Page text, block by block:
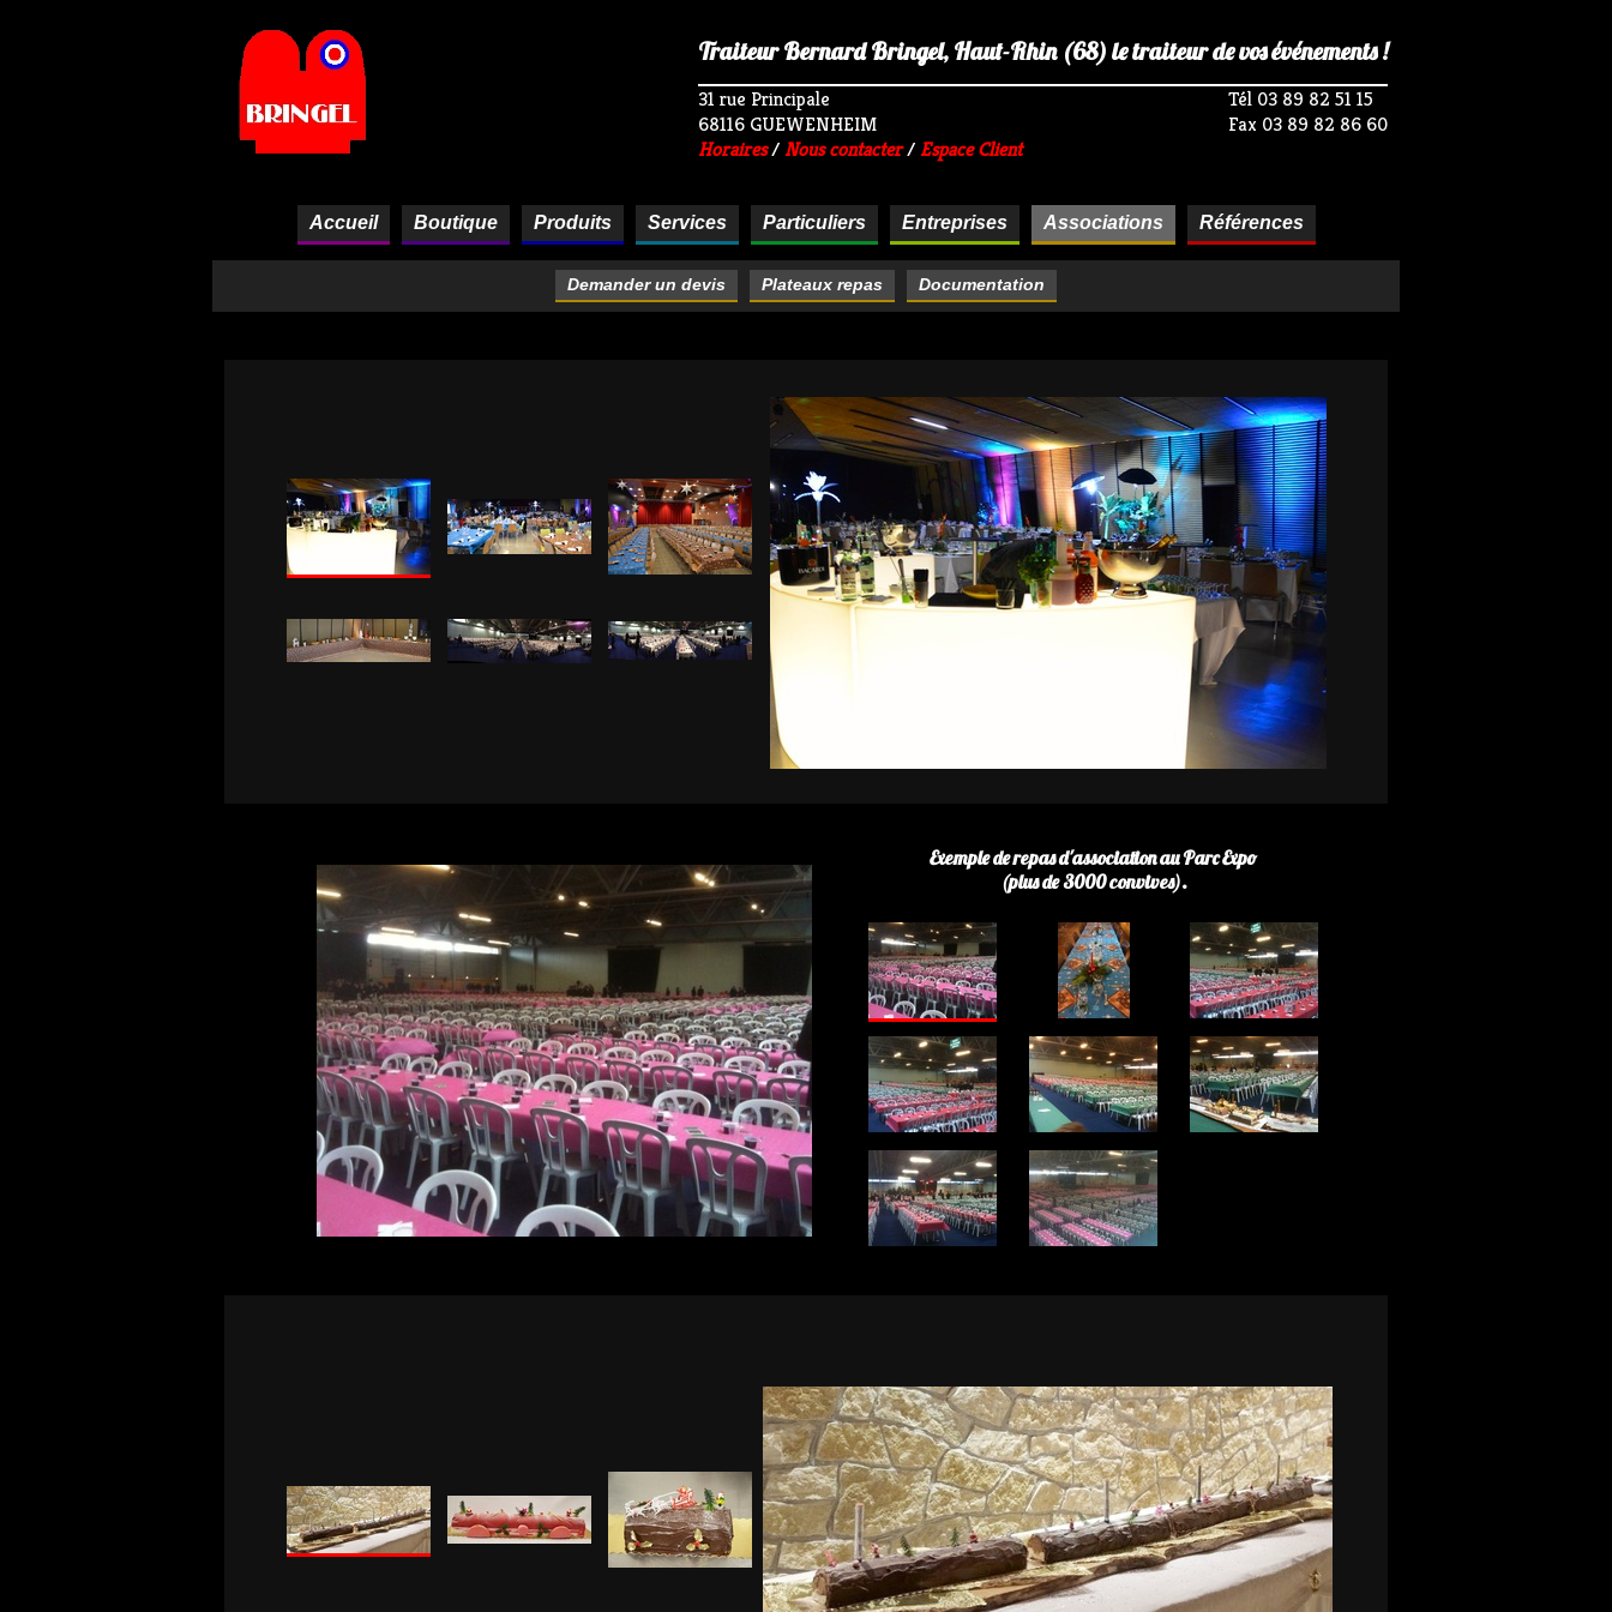
Traiteur Bernard Bringel, Haut-Rhin (68) le traiteur de vos événements !
Tél 03 89 82 51 15
Fax 03 89 82 86 60
31 rue Principale
68116 GUEWENHEIM
Horaires/ Nous contacter/ Espace Client
Accueil Boutique Produits Services Particuliers Entreprises Associations Références
Demander un devis Plateaux repas Documentation
Exemple de repas d'association au Parc Expo
(plus de 3000 convives).